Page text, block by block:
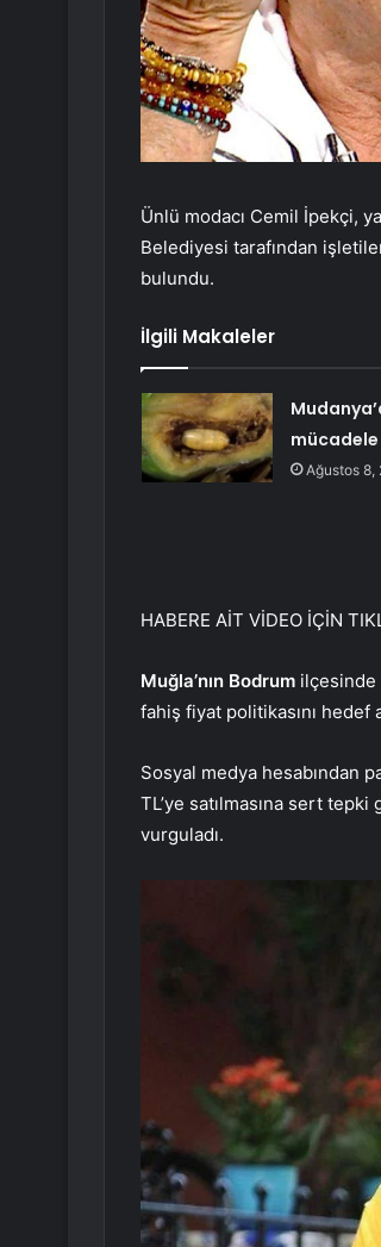
Ünlü modacı Cemil İpekçi,
Belediyesi tarafından
bulundu.
İlgili Makaleler
mücadele
Ağustos 8,
HABERE AİT VİDEO İÇİN
Muğla’nın Bodrum ilçesinde
fahiş fiyat politikasını hedef
Sosyal medya hesabından
TL’ye satılmasına sert
vurguladı.